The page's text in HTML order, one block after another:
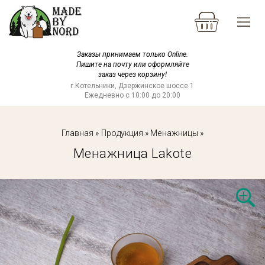
Заказы принимаем только Online.
Пишите на почту или оформляйте
заказ через корзину!
г.Котельники, Дзержинское шоссе 1
Ежедневно с 10:00 до 20:00
Главная » Продукция » Менажницы »
Менажница Lakote